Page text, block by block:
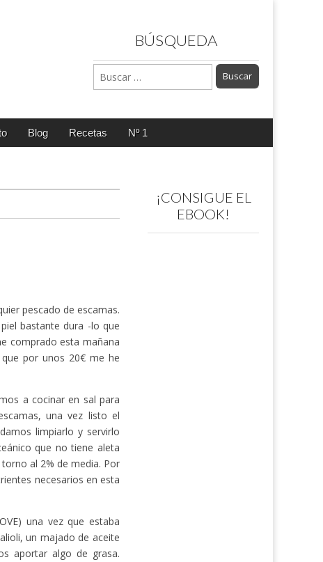
BÚSQUEDA
Buscar:
Blog Recetas Nº 1
pescado de escamas.
bastante dura -lo que
comprado esta mañana
por unos 20€ me he
a cocinar en sal para
una vez listo el
limpiarlo y servirlo
que no tiene aleta
al 2% de media. Por
necesarios en esta
una vez que estaba
un majado de aceite
aportar algo de grasa.
¡CONSIGUE EL
EBOOK!